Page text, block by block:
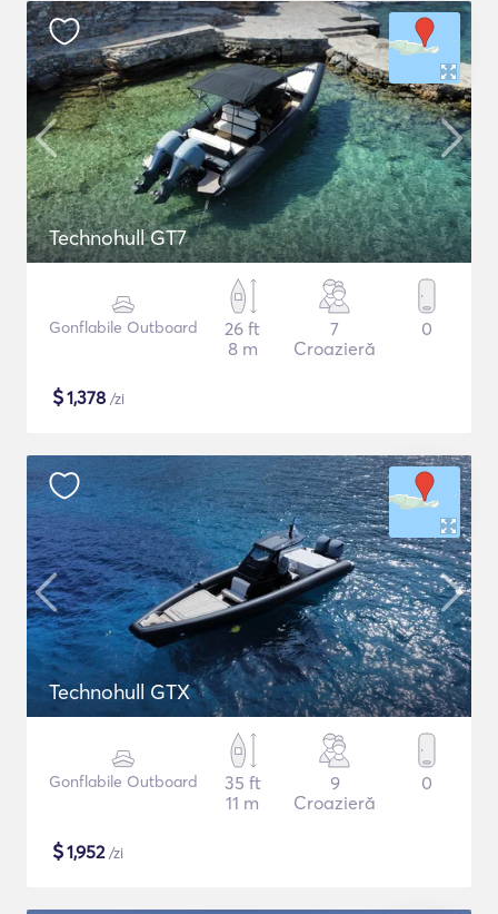
Technohull GT7
Gonflabile Outboard
26 ft
8 m
7
Croazieră
0
$1,378 /zi
Technohull GTX
Gonflabile Outboard
35 ft
11 m
9
Croazieră
0
$1,952/zi